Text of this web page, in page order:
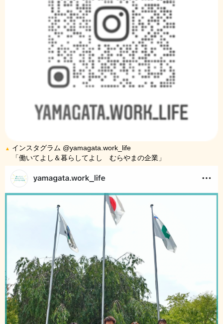
▲
インスタグラム @yamagata.work_life
「働いてよし＆暮らしてよし むらやまの企業」